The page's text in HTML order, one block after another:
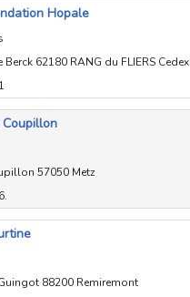
Hopale
62180 RANG du FLIERS Cedex
Coupillon
57050 Metz
88200 Remiremont